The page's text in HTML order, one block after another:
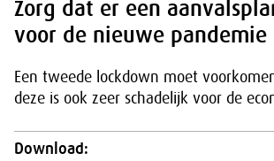
Zorg dat er een
voor de nieuwe pandemie
Een tweede lockdown moet
deze is ook zeer schadelijk voor de
Download: